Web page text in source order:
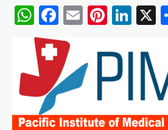
WhatsApp
Facebook
Email X